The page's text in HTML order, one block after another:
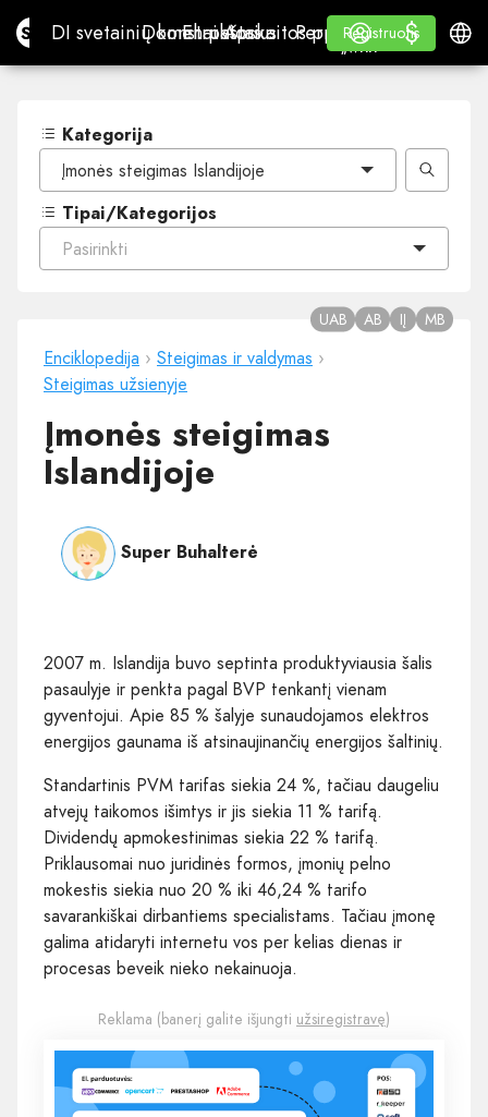
Site.proDI svetainių konstruktorius
DI svetainių konstruktorius
Domenai
DomenaiEl. paštas
El. paštasApskaitos programa
Apskaitos programa
Perpardavėjams
„WHITE LABEL“
Mokymasis
Mokymasis
Registruotis
Registruotis
Prisijungti
$
$
Kategorija
Įmonės steigimas Islandijoje
Tipai/Kategorijos
Pasirinkti
Enciklopedija › Steigimas ir valdymas ›
Steigimas užsienyje
Įmonės steigimas
Islandijoje
UAB AB IĮ MB
Super Buhalterė
2007 m. Islandija buvo septinta produktyviausia šalis
pasaulyje ir penkta pagal BVP tenkantį vienam
gyventojui. Apie 85 % šalyje sunaudojamos elektros
energijos gaunama iš atsinaujinančių energijos šaltinių.
Standartinis PVM tarifas siekia 24 %, tačiau daugeliu
atvejų taikomos išimtys ir jis siekia 11 % tarifą.
Dividendų apmokestinimas siekia 22 % tarifą.
Priklausomai nuo juridinės formos, įmonių pelno
mokestis siekia nuo 20 % iki 46,24 % tarifo
savarankiškai dirbantiems specialistams. Tačiau įmonę
galima atidaryti internetu vos per kelias dienas ir
procesas beveik nieko nekainuoja.
Reklama (banerį galite išjungti užsiregistravę)